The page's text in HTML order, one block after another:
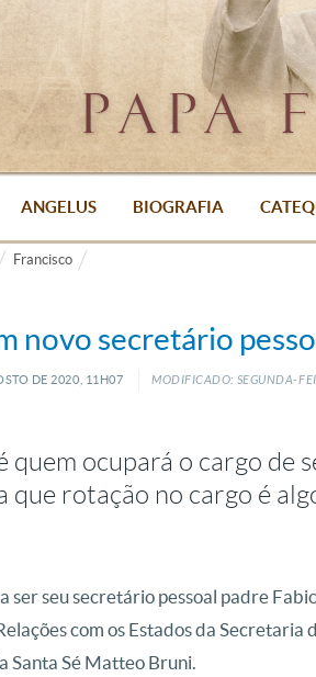
ANGELUS BIOGRAFIA
Francisco
novo secretário
DE 2020, 11H07 MODIFICADO: SEGUNDA-
quem ocupará o cargo de
que rotação no cargo é
ser seu secretário pessoal padre
com os Estados da Secretaria
Santa Sé Matteo Bruni.